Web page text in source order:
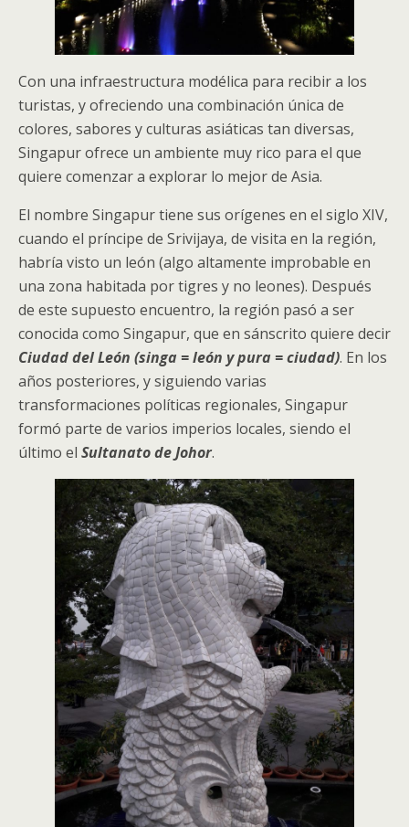
Con una infraestructura modélica para recibir a los
turistas, y ofreciendo una combinación única de
colores, sabores y culturas asiáticas tan diversas,
Singapur ofrece un ambiente muy rico para el que
quiere comenzar a explorar lo mejor de Asia.
El nombre Singapur tiene sus orígenes en el siglo XIV,
cuando el príncipe de Srivijaya, de visita en la región,
habría visto un león (algo altamente improbable en
una zona habitada por tigres y no leones). Después
de este supuesto encuentro, la región pasó a ser
conocida como Singapur, que en sánscrito quiere decir
Ciudad del León (singa = león y pura = ciudad). En los
años posteriores, y siguiendo varias
transformaciones políticas regionales, Singapur
formó parte de varios imperios locales, siendo el
último el Sultanato de Johor.